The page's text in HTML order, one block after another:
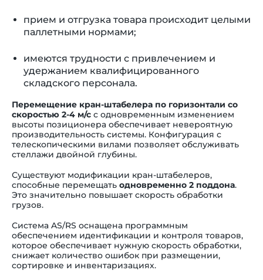
прием и отгрузка товара происходит целыми
паллетными нормами;
имеются трудности с привлечением и
удержанием квалифицированного
складского персонала.
Перемещение кран-штабелера по горизонтали со
скоростью 2-4 м/с с одновременным изменением
высоты позиционера обеспечивает невероятную
производительность системы. Конфигурация с
телескопическими вилами позволяет обслуживать
стеллажи двойной глубины.
Существуют модификации кран-штабелеров,
способные перемещать одновременно 2 поддона.
Это значительно повышает скорость обработки
грузов.
Система AS/RS оснащена программным
обеспечением идентификации и контроля товаров,
которое обеспечивает нужную скорость обработки,
снижает количество ошибок при размещении,
сортировке и инвентаризациях.